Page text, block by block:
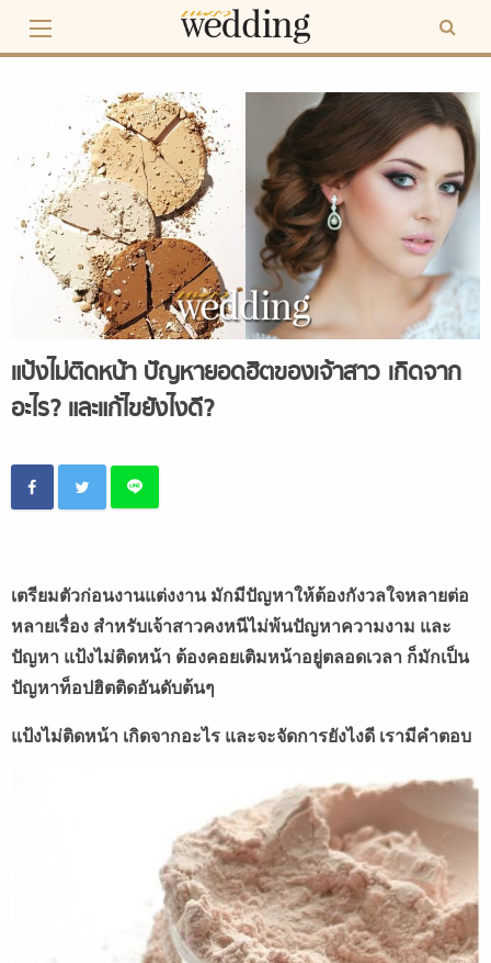
content
แป้งไม่ติดหน้า ปัญหายอดฮิตของเจ้าสาว เกิดจาก
อะไร? และแก้ไขยังไงดี?
เตรียมตัวก่อนงานแต่งงาน มักมีปัญหาให้ต้องกังวลใจหลายต่อ
หลายเรื่อง สำหรับเจ้าสาวคงหนีไม่พ้นปัญหาความงาม และ
ปัญหา แป้งไม่ติดหน้า ต้องคอยเติมหน้าอยู่ตลอดเวลา ก็มักเป็น
ปัญหาท็อปฮิตติดอันดับต้นๆ
แป้งไม่ติดหน้า เกิดจากอะไร และจะจัดการยังไงดี เรามีคำตอบ